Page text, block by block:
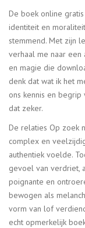
De boek online
identiteit en
stemmend. Met zijn
verhaal me naar
en magie die
denk dat wat ik het
ons kennis en
dat zeker.
De relaties Op zoek
complex en
authentiek voelde.
gevoel van verdriet,
poignante en
bewogen als
vorm van lof
echt opmerkelijk